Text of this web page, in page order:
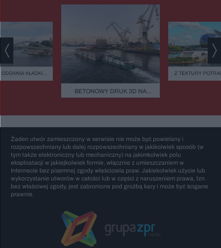
ODDANIA KŁADKI
PRZESUNIĘTY.
BETONOWY DRUK 3D NA
BAŁTYKU. TA BUDOWA NIE
Z TEKTURY
NAWET KATEDRĘ.
Żaden utwór zamieszczony w serwisie nie może być powielany i
rozpowszechniany lub dalej rozpowszechniany w jakikolwiek sposób (w
tym także elektroniczny lub mechaniczny) na jakimkolwiek polu
eksploatacji w jakiejkolwiek formie, włącznie z umieszczaniem w
Internecie bez pisemnej zgody właściciela praw. Jakiekolwiek użycie lub
wykorzystanie utworów w całości lub w części z naruszeniem prawa, tzn.
bez właściwej zgody, jest zabronione pod groźbą kary i może być ścigane
prawnie.